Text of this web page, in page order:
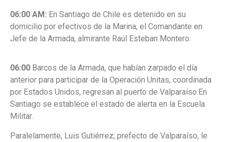
06:00 AM: En Santiago de Chile es detenido en su
domicilio por efectivos de la Marina, el Comandante en
Jefe de la Armada, almirante Raúl Esteban Montero.
06:00 Barcos de la Armada, que habían zarpado el día
anterior para participar de la Operación Unitas, coordinada
por Estados Unidos, regresan al puerto de Valparaíso. En
Santiago se establece el estado de alerta en la Escuela
Militar.
Paralelamente, Luis Gutiérrez, prefecto de Valparaíso, le